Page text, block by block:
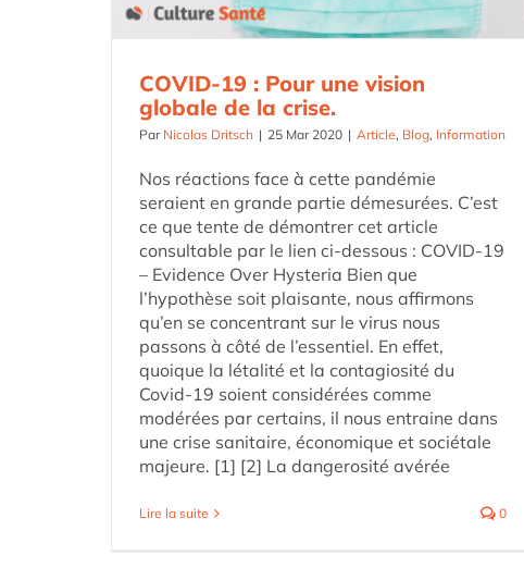
COVID-19 : Pour une vision
globale de la crise.
Par Nicolas Dritsch | 25 Mar 2020 | Article, Blog, Information
Nos réactions face à cette pandémie
seraient en grande partie démesurées. C’est
ce que tente de démontrer cet article
consultable par le lien ci-dessous : COVID-19
– Evidence Over Hysteria Bien que
l’hypothèse soit plaisante, nous affirmons
qu’en se concentrant sur le virus nous
passons à côté de l’essentiel. En effet,
quoique la létalité et la contagiosité du
Covid-19 soient considérées comme
modérées par certains, il nous entraine dans
une crise sanitaire, économique et sociétale
majeure. [1] [2] La dangerosité avérée
Lire la suite 0